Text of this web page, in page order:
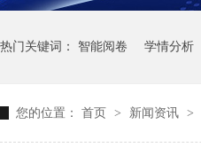
热门关键词： 智能阅卷 学情分析
您的位置： 首页 > 新闻资讯 >